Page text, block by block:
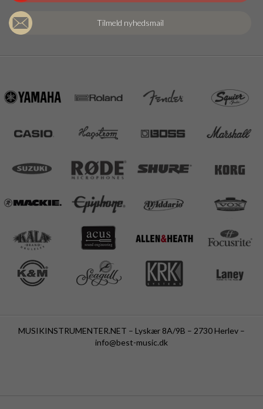
Tilmeld nyhedsmail
MUSIKINSTRUMENTER.NET – Lyskær 8A/9B – 2730 Herlev –
info@best-music.dk